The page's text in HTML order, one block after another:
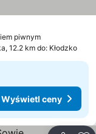
piwnym
12.2 km do: Kłodzko
Wyświetl ceny